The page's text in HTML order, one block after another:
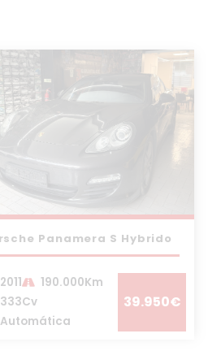
Panamera S Hybrido
2011
190.000Km
333Cv
Automática
39.950€